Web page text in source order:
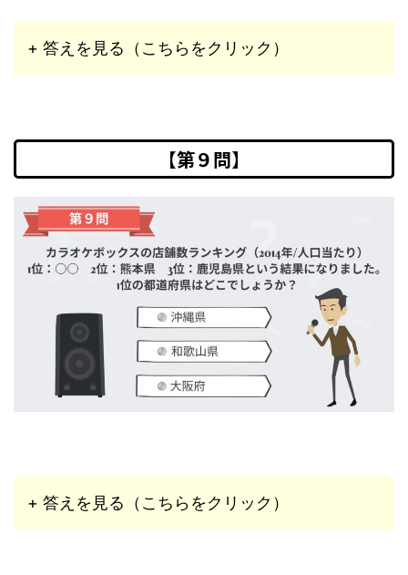
+ 答えを見る（こちらをクリック）
【第９問】
+ 答えを見る（こちらをクリック）